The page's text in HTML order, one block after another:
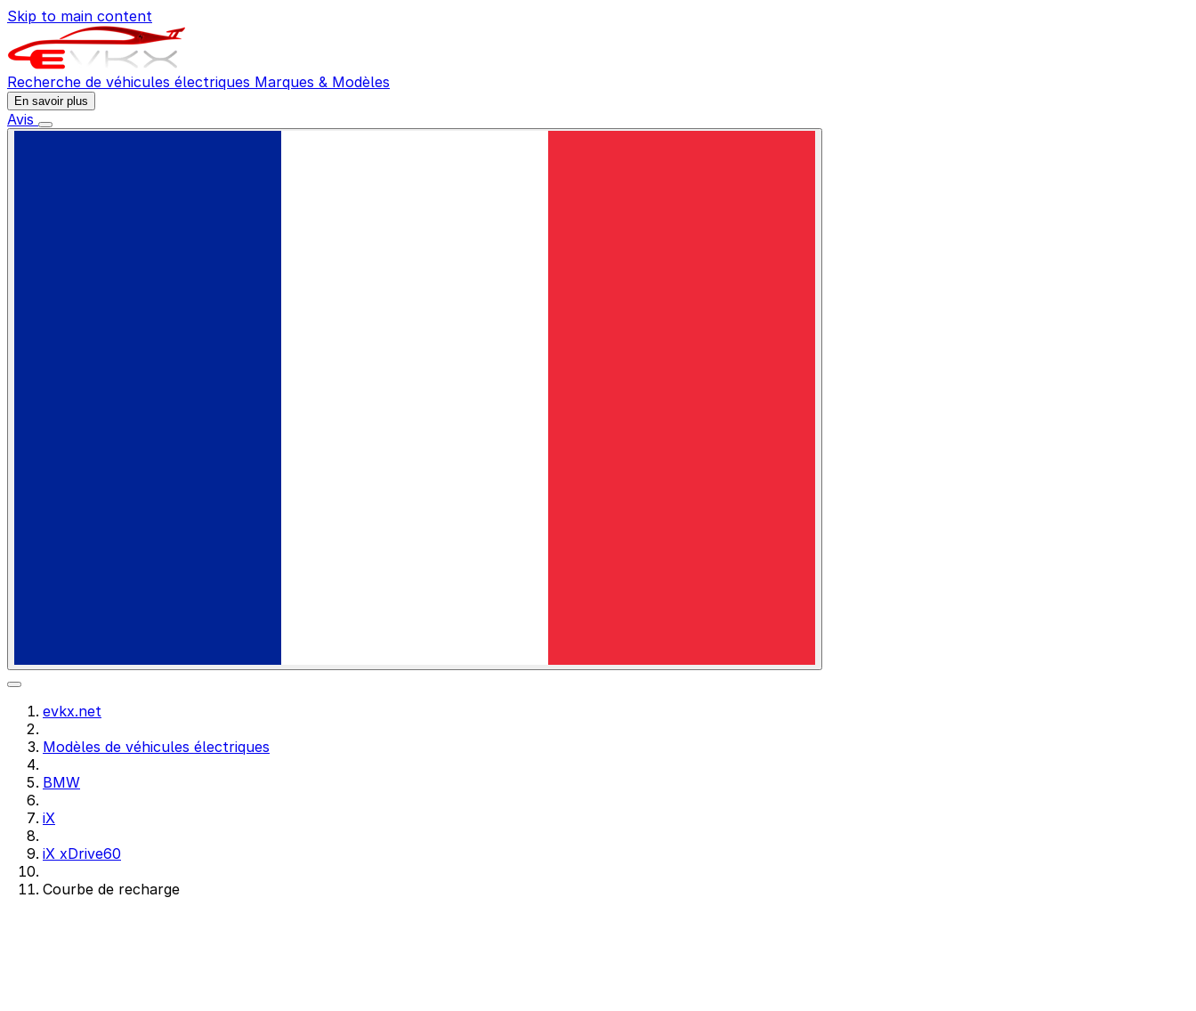
Skip to main content
Recherche de véhicules électriques Marques & Modèles
En savoir plus
Avis
evkx.net
Modèles de véhicules électriques
BMW
iX
iX xDrive60
Courbe de recharge